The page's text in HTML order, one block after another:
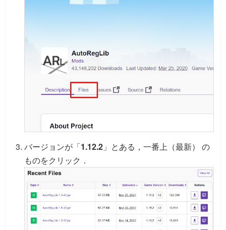
バージョンが「1.12.2 」とある，一番上（最新） の
ものをクリック．